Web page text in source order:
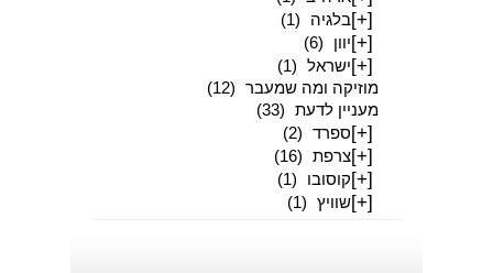
[+]בלגיה (1)
[+]יוון (6)
[+]ישראל (1)
מוזיקה ומה שמעבר (12)
מעניין לדעת (33)
[+]ספרד (2)
[+]צרפת (16)
[+]קוסובו (1)
[+]שוויץ (1)